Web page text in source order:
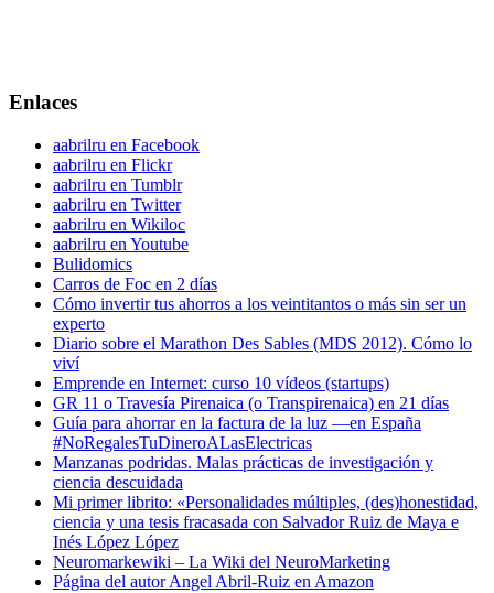
Enlaces
aabrilru en Facebook
aabrilru en Flickr
aabrilru en Tumblr
aabrilru en Twitter
aabrilru en Wikiloc
aabrilru en Youtube
Bulidomics
Carros de Foc en 2 días
Cómo invertir tus ahorros a los veintitantos o más sin ser un
experto
Diario sobre el Marathon Des Sables (MDS 2012). Cómo lo
viví
Emprende en Internet: curso 10 vídeos (startups)
GR 11 o Travesía Pirenaica (o Transpirenaica) en 21 días
Guía para ahorrar en la factura de la luz —en España
#NoRegalesTuDineroALasElectricas
Manzanas podridas. Malas prácticas de investigación y
ciencia descuidada
Mi primer librito: «Personalidades múltiples, (des)honestidad,
ciencia y una tesis fracasada con Salvador Ruiz de Maya e
Inés López López
Neuromarkewiki – La Wiki del NeuroMarketing
Página del autor Angel Abril-Ruiz en Amazon